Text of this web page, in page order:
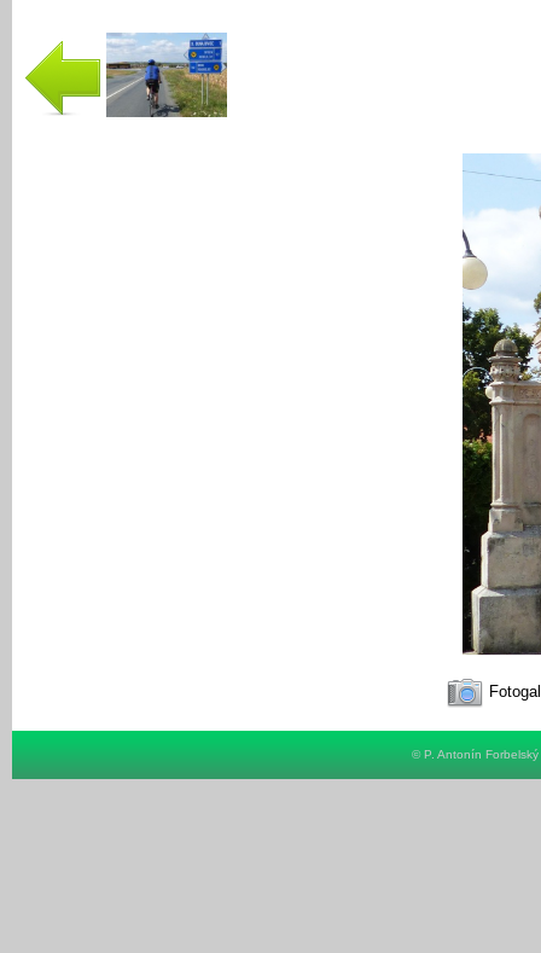
© P. Antonín